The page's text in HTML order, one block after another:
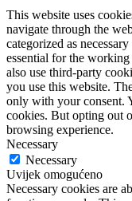
This website uses
navigate through the
categorized as
essential for the
also use third-party
you use this website.
only with your consent.
cookies. But opting out
browsing experience.
Necessary
Necessary
Uvijek omogućeno
Necessary cookies are